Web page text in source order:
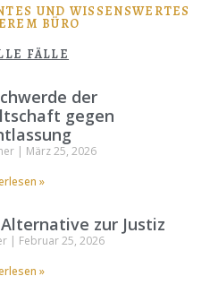
UND WISSENSWERTES
BÜRO
FÄLLE
der
gegen
März 25, 2026
»
zur Justiz
Februar 25, 2026
»